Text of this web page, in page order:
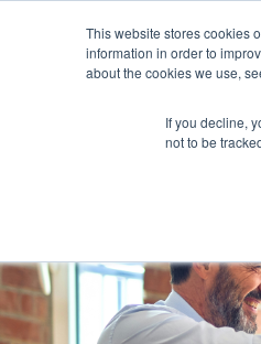
This website stores cookies
information in order to
about the cookies we use,
If you decline,
not to be
Higher Ed